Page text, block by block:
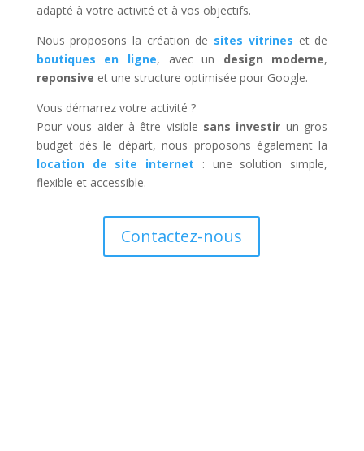
adapté à votre activité et à vos objectifs.
Nous proposons la création de sites vitrines et de
boutiques en ligne, avec un design moderne,
reponsive et une structure optimisée pour Google.
Vous démarrez votre activité ?
Pour vous aider à être visible sans investir un gros
budget dès le départ, nous proposons également la
location de site internet : une solution simple,
flexible et accessible.
Contactez-nous